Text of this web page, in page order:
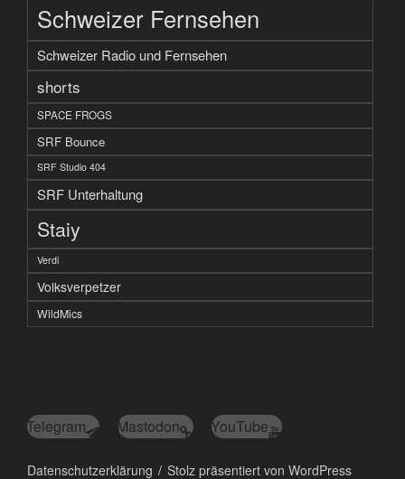
Schweizer Fernsehen
Schweizer Radio und Fernsehen
shorts
SPACE FROGS
SRF Bounce
SRF Studio 404
SRF Unterhaltung
Staiy
Verdi
Volksverpetzer
WildMics
Telegram Mastodon YouTube
Datenschutzerklärung Stolz präsentiert von WordPress